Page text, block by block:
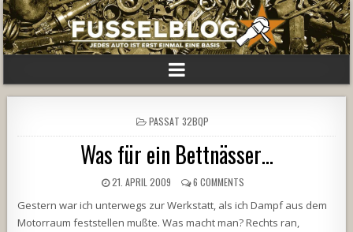
POSTED
IN
PASSAT 32BQP
Was für ein Bettnässer…
21. APRIL 2009 6 COMMENTS
Gestern war ich unterwegs zur Werkstatt, als ich Dampf aus dem
Motorraum feststellen mußte. Was macht man? Rechts ran,